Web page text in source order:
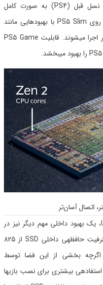
Slim همچنین از قابلیت اجرای بازیهای نسل قبل (PS4) به صورت کامل
پشتیبانی میکند. بسیاری از بازیهای PS4 روی PS5 Slim با بهبودهایی مانند
زمان بارگذاری سریعتر و نرخ فریم پایدارتر اجرا میشوند. قابلیت PS5 Game
اتصال آسان‌تر
علاوه بر تغییر پورت جلویی به دو USB-C، یک بهبود داخلی مهم دیگر نیز در
PS5 Slim صورت گرفته است: افزایش ظرفیت حافظهی داخلی SSD از 825
اولیه به 1 ترابایت. اگرچه بخشی از این فضا توسط
بیشتری برای نصب بازیها